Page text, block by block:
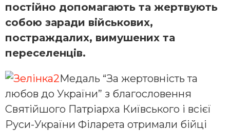
постійно допомагають та жертвують
собою заради військових,
постраждалих, вимушених та
переселенців.
Медаль “За жертовність та
любов до України” з благословення
Святійшого Патріарха Київського і всієї
Руси-України Філарета отримали бійці